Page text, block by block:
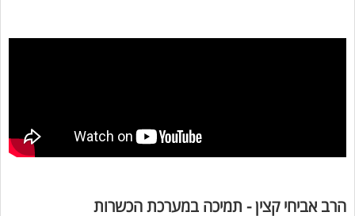
הרב אביחי קצין - תמיכה במערכת הכשרות